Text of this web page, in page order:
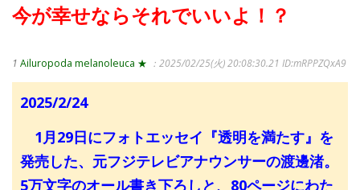
今が幸せならそれでいいよ！？
1 Ailuropoda melanoleuca ★ ：2025/02/25(火) 20:08:30.21 ID:mRPPZQxA9
2025/2/24
1月29日にフォトエッセイ『透明を満たす』を
発売した、元フジテレビアナウンサーの渡邊渚。
5万文字のオール書き下ろしと、80ページにわた